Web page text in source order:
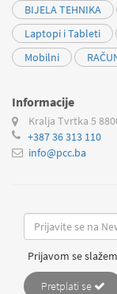
BIJELA TEHNIKA
Laptopi i Tableti
Mobilni
Informacije
Kralja Tvrtka 5
+387 36 313 110
info@pcc.ba
Prijavom se
Pretplati se